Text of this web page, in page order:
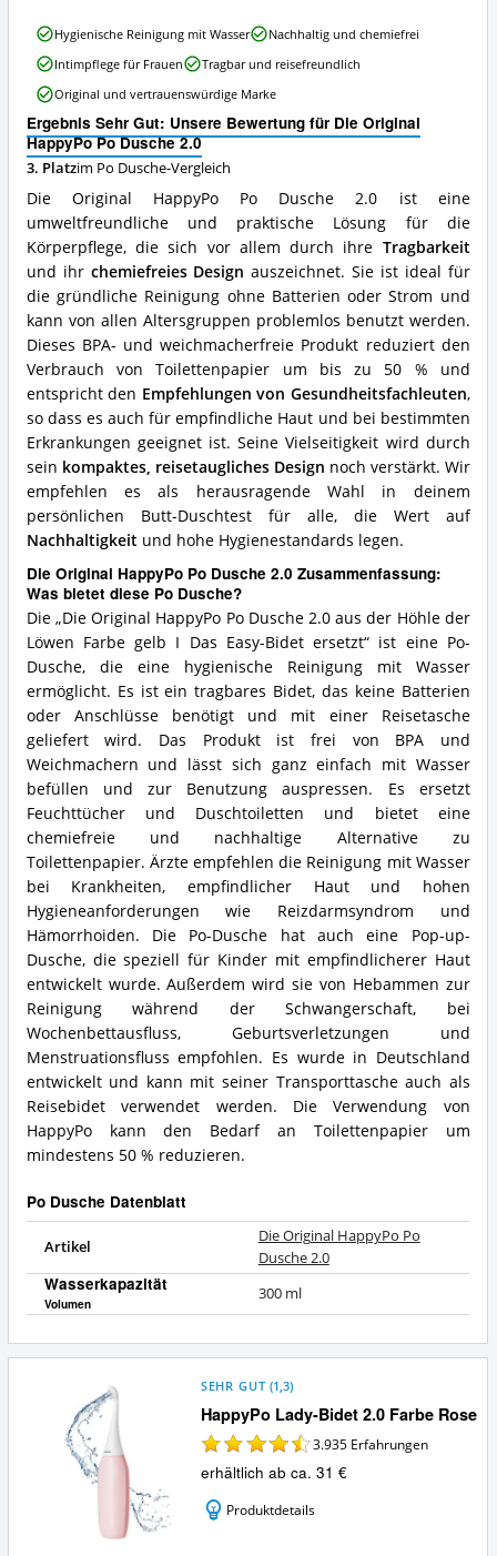
Dusche
erhältlich?
Ergebnis Sehr Gut: Unsere Bewertung für Die Original
HappyPo Po Dusche 2.0
3. Platzim Po Dusche-Vergleich
Die Original HappyPo Po Dusche 2.0 ist eine
umweltfreundliche und praktische Lösung für die
Körperpflege, die sich vor allem durch ihre Tragbarkeit
und ihr chemiefreies Design auszeichnet. Sie ist ideal für
die gründliche Reinigung ohne Batterien oder Strom und
kann von allen Altersgruppen problemlos benutzt werden.
Dieses BPA- und weichmacherfreie Produkt reduziert den
Verbrauch von Toilettenpapier um bis zu 50 % und
entspricht den Empfehlungen von Gesundheitsfachleuten,
so dass es auch für empfindliche Haut und bei bestimmten
Erkrankungen geeignet ist. Seine Vielseitigkeit wird durch
sein kompaktes, reisetaugliches Design noch verstärkt. Wir
empfehlen es als herausragende Wahl in deinem
persönlichen Butt-Duschtest für alle, die Wert auf
Nachhaltigkeitund hohe Hygienestandards legen.
Die Original HappyPo Po Dusche 2.0 Zusammenfassung:
Was bietet diese Po Dusche?
Die „Die Original HappyPo Po Dusche 2.0 aus der Höhle der
Löwen Farbe gelb I Das Easy-Bidet ersetzt“ ist eine Po-
Dusche, die eine hygienische Reinigung mit Wasser
ermöglicht. Es ist ein tragbares Bidet, das keine Batterien
oder Anschlüsse benötigt und mit einer Reisetasche
geliefert wird. Das Produkt ist frei von BPA und
Weichmachern und lässt sich ganz einfach mit Wasser
befüllen und zur Benutzung auspressen. Es ersetzt
Feuchttücher und Duschtoiletten und bietet eine
chemiefreie und nachhaltige Alternative zu
Toilettenpapier. Ärzte empfehlen die Reinigung mit Wasser
bei Krankheiten, empfindlicher Haut und hohen
Hygieneanforderungen wie Reizdarmsyndrom und
Hämorrhoiden. Die Po-Dusche hat auch eine Pop-up-
Dusche, die speziell für Kinder mit empfindlicherer Haut
entwickelt wurde. Außerdem wird sie von Hebammen zur
Reinigung während der Schwangerschaft, bei
Wochenbettausfluss, Geburtsverletzungen und
Menstruationsfluss empfohlen. Es wurde in Deutschland
entwickelt und kann mit seiner Transporttasche auch als
Reisebidet verwendet werden. Die Verwendung von
HappyPo kann den Bedarf an Toilettenpapier um
mindestens 50 % reduzieren.
Po Dusche Datenblatt
Artikel
Die Original HappyPo Po
Dusche 2.0
Wasserkapazität
Volumen
300 ml
Die
Original
HappyPo
Po
Dusche
2.0
Vorteile:
Was
spricht
für
diese
Po
Dusche?
Hygienische Reinigung mit Wasser
Nachhaltig und chemiefrei
Intimpflege für Frauen
Tragbar und reisefreundlich
Original und vertrauenswürdige Marke
HappyPo Lady-Bidet 2.0 Farbe Rose
SEHR GUT (1,3)
3.935 Erfahrungen
erhältlich ab ca. 31 €
Produktdetails